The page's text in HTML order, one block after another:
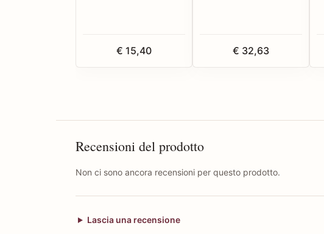
€ 15,40 € 32,63
Recensioni del prodotto
Non ci sono ancora recensioni per questo prodotto.
Lascia una recensione